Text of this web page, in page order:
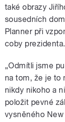
také obrazy
sousedních
Planner při
coby prezidenta.
„Odmítli jsme
na tom, že je to
nikdy nikoho a
položit pevné
vysněného